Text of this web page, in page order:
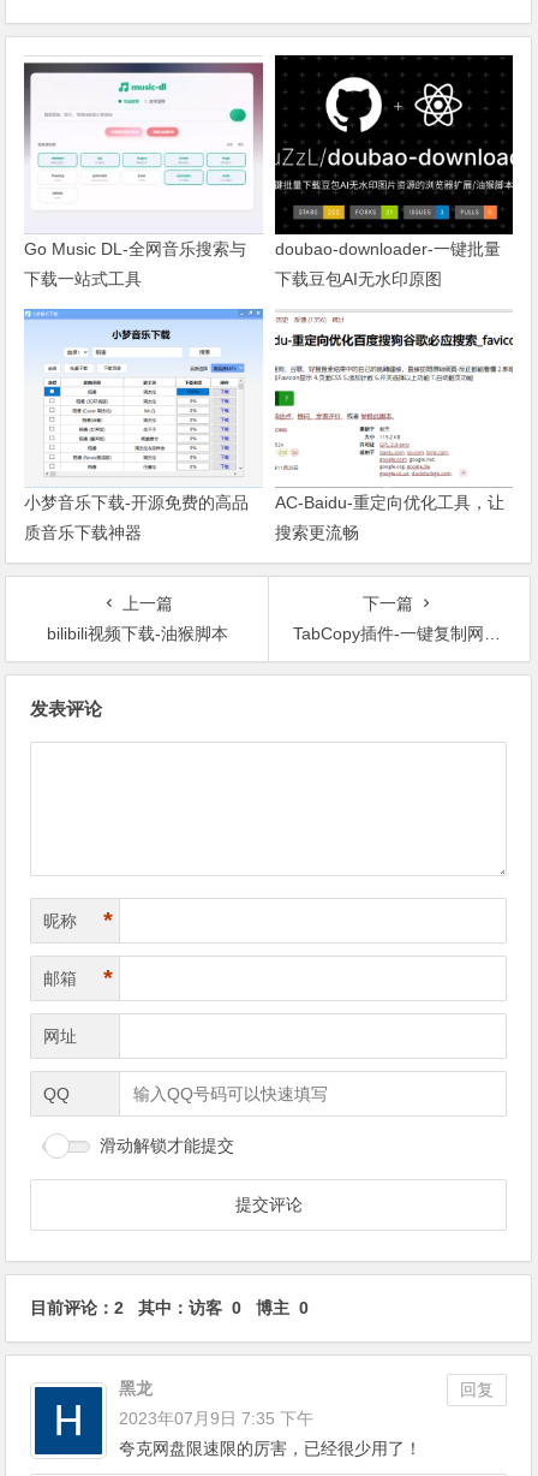
Go Music DL-全网音乐搜索与
下载一站式工具
doubao-downloader-一键批量
下载豆包AI无水印原图
小梦音乐下载-开源免费的高品
质音乐下载神器
AC-Baidu-重定向优化工具，让
搜索更流畅
上一篇
bilibili视频下载-油猴脚本
下一篇
TabCopy插件-一键复制网页标题和网址
发表评论
昵称 *
邮箱 *
网址
QQ
滑动解锁才能提交
目前评论：2 其中：访客 0 博主 0
黑龙
回复
2023年07月9日 7:35 下午
夸克网盘限速限的厉害，已经很少用了！